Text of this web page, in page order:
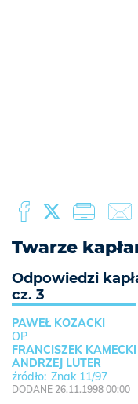
Twarze
Odpowiedzi
cz. 3
PAWEŁ KOZACKI
OP
FRANCISZEK KAMECKI
ANDRZEJ LUTER
Znak 11/97
DODANE 26.11.1998 00:00